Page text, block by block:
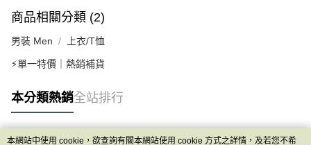
商品相關分類 (2)
男裝 Men 上衣/T恤
⚡單一特價｜熱銷補貨
本分類熱銷全站排行
本網站中使用 cookie，欲查詢有關本網站使用 cookie 方式之詳情，及若您不希